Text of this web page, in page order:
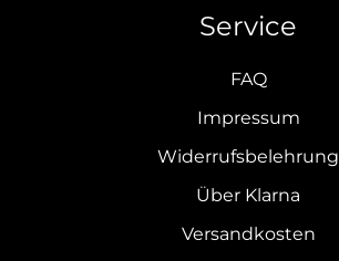
Service
FAQ
Impressum
Widerrufsbelehrung
Über Klarna
Versandkosten